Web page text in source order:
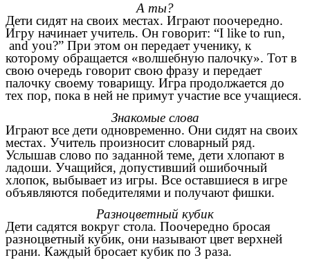
А ты?
Дети сидят на своих местах. Играют поочередно.
Игру начинает учитель. Он говорит: “I like to run,
and you?” При этом он передает ученику, к
которому обращается «волшебную палочку». Тот в
свою очередь говорит свою фразу и передает
палочку своему товарищу. Игра продолжается до
тех пор, пока в ней не примут участие все учащиеся.
Знакомые слова
Играют все дети одновременно. Они сидят на своих
местах. Учитель произносит словарный ряд.
Услышав слово по заданной теме, дети хлопают в
ладоши. Учащийся, допустивший ошибочный
хлопок, выбывает из игры. Все оставшиеся в игре
объявляются победителями и получают фишки.
Разноцветный кубик
Дети садятся вокруг стола. Поочередно бросая
разноцветный кубик, они называют цвет верхней
грани. Каждый бросает кубик по 3 раза.